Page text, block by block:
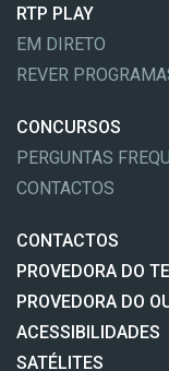
RTP PLAY
EM DIRETO
REVER
CONCURSOS
PERGUNTAS
CONTACTOS
CONTACTOS
PROVEDORA DO
PROVEDORA DO
ACESSIBILIDADES
SATÉLITES